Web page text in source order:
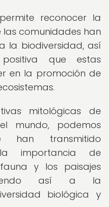
reconocer la
comunidades han
la biodiversidad, así
que estas
en la promoción de
mitológicas de
mundo, podemos
han transmitido
importancia de
y los paisajes
así a la
biológica y